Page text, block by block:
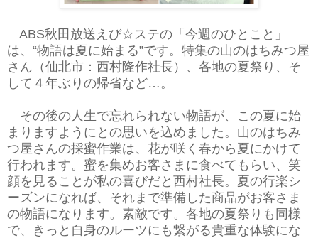
ABS秋田放送えび☆ステの「今週のひとこと」
は、“物語は夏に始まる”です。特集の山のはちみつ屋
さん（仙北市：西村隆作社長）、各地の夏祭り、そ
して４年ぶりの帰省など…。
その後の人生で忘れられない物語が、この夏に始
まりますようにとの思いを込めました。山のはちみ
つ屋さんの採蜜作業は、花が咲く春から夏にかけて
行われます。蜜を集めお客さまに食べてもらい、笑
顔を見ることが私の喜びだと西村社長。夏の行楽シ
ーズンになれば、それまで準備した商品がお客さま
の物語になります。素敵です。各地の夏祭りも同様
で、きっと自身のルーツにも繋がる貴重な体験にな